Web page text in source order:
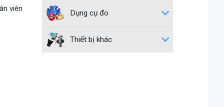
Dụng cụ đo
Thiết bị khác
viên